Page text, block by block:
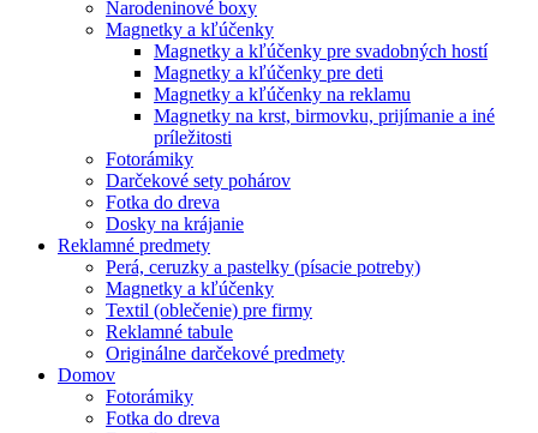
Narodeninové boxy
Magnetky a kľúčenky
Magnetky a kľúčenky pre svadobných hostí
Magnetky a kľúčenky pre deti
Magnetky a kľúčenky na reklamu
Magnetky na krst, birmovku, prijímanie a iné
príležitosti
Fotorámiky
Darčekové sety pohárov
Fotka do dreva
Dosky na krájanie
Reklamné predmety
Perá, ceruzky a pastelky (písacie potreby)
Magnetky a kľúčenky
Textil (oblečenie) pre firmy
Reklamné tabule
Originálne darčekové predmety
Domov
Fotorámiky
Fotka do dreva